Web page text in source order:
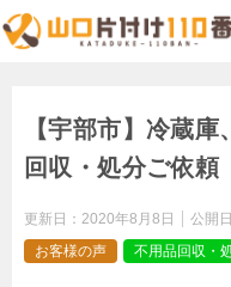
【宇部市】冷蔵
回収・処分ご依頼
更新日： 2020年8月8日 公開
お客様の声
不用品回収・